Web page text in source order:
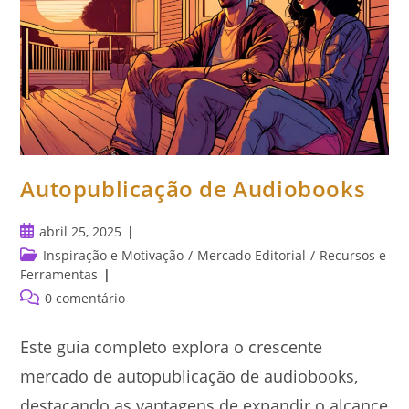
Autopublicação de Audiobooks
Post
publicado:
abril 25, 2025
Categoria
do
post:
Inspiração e Motivação / Mercado Editorial / Recursos e
Ferramentas
Comentários
0 comentário
Este guia completo explora o crescente
mercado de autopublicação de audiobooks,